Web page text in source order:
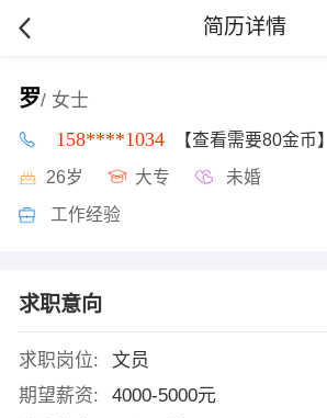
简历详情
罗/ 女士
158****1034 【查看需要80金币】
26岁 大专 未婚
工作经验
求职意向
求职岗位:
文员
期望薪资:
4000-5000元